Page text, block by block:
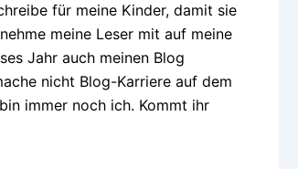
für meine Kinder, damit sie
meine Leser mit auf meine
Jahr auch meinen Blog
nicht Blog-Karriere auf dem
immer noch ich. Kommt ihr